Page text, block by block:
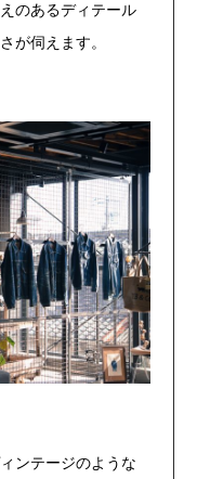
のあるディテール
が伺えます。
ンテージのような